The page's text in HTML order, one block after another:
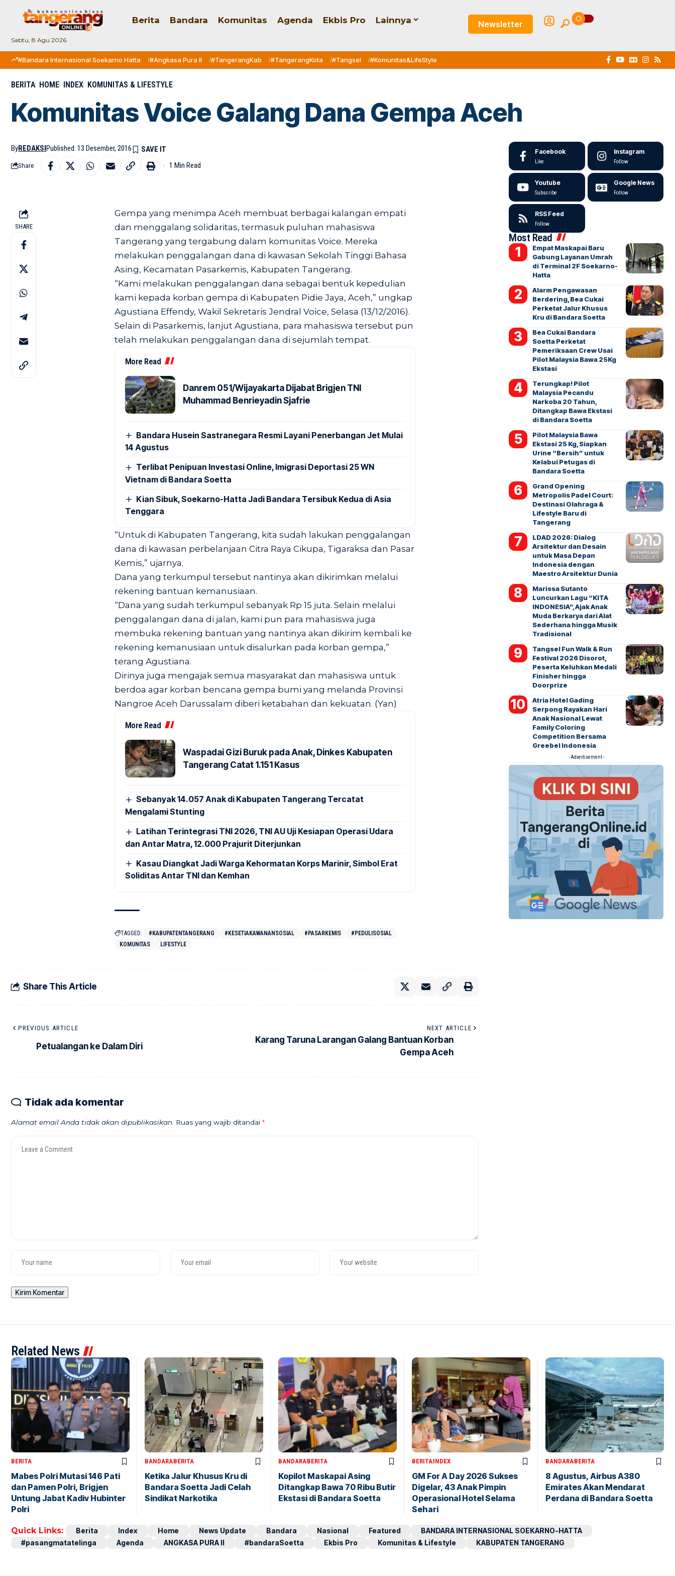
Sabtu, 8 Agu 2026
Berita Bandara Komunitas Agenda Ekbis Pro Lainnya Newsletter
#Bandara Internasional Soekarno Hatta #Angkasa Pura II #TangerangKab #TangerangKota #Tangsel #Komunitas&LifeStyle
BERITA HOME INDEX KOMUNITAS & LIFESTYLE
Komunitas Voice Galang Dana Gempa Aceh
ByREDAKSIPublished: 13 Desember, 2016
Share 1 Min Read
SHARE
Gempa yang menimpa Aceh membuat berbagai kalangan empati
dan menggalang solidaritas, termasuk puluhan mahasiswa
Tangerang yang tergabung dalam komunitas Voice. Mereka
melakukan penggalangan dana di kawasan Sekolah Tinggi Bahasa
Asing, Kecamatan Pasarkemis, Kabupaten Tangerang.
“Kami melakukan penggalangan dana sebagai bentuk kepedulian
kami kepada korban gempa di Kabupaten Pidie Jaya, Aceh,” ungkap
Agustiana Effendy, Wakil Sekretaris Jendral Voice, Selasa (13/12/2016).
Selain di Pasarkemis, lanjut Agustiana, para mahasiswa tersebut pun
telah melakukan penggalangan dana di sejumlah tempat.
More Read
Danrem 051/Wijayakarta Dijabat Brigjen TNI
Muhammad Benrieyadin Sjafrie
Bandara Husein Sastranegara Resmi Layani Penerbangan Jet Mulai
14 Agustus
Terlibat Penipuan Investasi Online, Imigrasi Deportasi 25 WN
Vietnam di Bandara Soetta
Kian Sibuk, Soekarno-Hatta Jadi Bandara Tersibuk Kedua di Asia
Tenggara
“Untuk di Kabupaten Tangerang, kita sudah lakukan penggalangan
dana di kawasan perbelanjaan Citra Raya Cikupa, Tigaraksa dan Pasar
Kemis,” ujarnya.
Dana yang terkumpul tersebut nantinya akan dikirimkan melalui
rekening bantuan kemanusiaan.
“Dana yang sudah terkumpul sebanyak Rp 15 juta. Selain melalui
penggalangan dana di jalan, kami pun para mahasiswa juga
membuka rekening bantuan yang nantinya akan dikirim kembali ke
rekening kemanusiaan untuk disalurkan pada korban gempa,”
terang Agustiana.
Dirinya juga mengajak semua masyarakat dan mahasiswa untuk
berdoa agar korban bencana gempa bumi yang melanda Provinsi
Nangroe Aceh Darussalam diberi ketabahan dan kekuatan. (Yan)
More Read
Waspadai Gizi Buruk pada Anak, Dinkes Kabupaten
Tangerang Catat 1.151 Kasus
Sebanyak 14.057 Anak di Kabupaten Tangerang Tercatat
Mengalami Stunting
Latihan Terintegrasi TNI 2026, TNI AU Uji Kesiapan Operasi Udara
dan Antar Matra, 12.000 Prajurit Diterjunkan
Kasau Diangkat Jadi Warga Kehormatan Korps Marinir, Simbol Erat
Soliditas Antar TNI dan Kemhan
TAGGED: #KABUPATENTANGERANG #KESETIAKAWANANSOSIAL #PASARKEMIS
#PEDULISOSIAL
KOMUNITAS
LIFESTYLE
Share This Article
PREVIOUS ARTICLE
Petualangan ke Dalam Diri
NEXT ARTICLE
Karang Taruna Larangan Galang Bantuan Korban
Gempa Aceh
Tidak ada komentar
Alamat email Anda tidak akan dipublikasikan. Ruas yang wajib ditandai *
Facebook
Like
Instagram
Follow
Youtube
Subscribe
Google News
Follow
RSS Feed
Follow
Most Read
Empat Maskapai Baru
Gabung Layanan Umrah
di Terminal 2F Soekarno-
Hatta
Alarm Pengawasan
Berdering, Bea Cukai
Perketat Jalur Khusus
Kru di Bandara Soetta
Bea Cukai Bandara
Soetta Perketat
Pemeriksaan Crew Usai
Pilot Malaysia Bawa 25Kg
Ekstasi
Terungkap! Pilot
Malaysia Pecandu
Narkoba 20 Tahun,
Ditangkap Bawa Ekstasi
di Bandara Soetta
Pilot Malaysia Bawa
Ekstasi 25 Kg, Siapkan
Urine “Bersih” untuk
Kelabui Petugas di
Bandara Soetta
Grand Opening
Metropolis Padel Court:
Destinasi Olahraga &
Lifestyle Baru di
Tangerang
LDAD 2026: Dialog
Arsitektur dan Desain
untuk Masa Depan
Indonesia dengan
Maestro Arsitektur Dunia
Marissa Sutanto
Luncurkan Lagu “KITA
INDONESIA”, Ajak Anak
Muda Berkarya dari Alat
Sederhana hingga Musik
Tradisional
Tangsel Fun Walk & Run
Festival 2026 Disorot,
Peserta Keluhkan Medali
Finisher hingga
Doorprize
Atria Hotel Gading
Serpong Rayakan Hari
Anak Nasional Lewat
Family Coloring
Competition Bersama
Greebel Indonesia
- Advertisement -
Related News
BERITA
Mabes Polri Mutasi 146 Pati
dan Pamen Polri, Brigjen
Untung Jabat Kadiv Hubinter
Polri
BANDARABERITA
Ketika Jalur Khusus Kru di
Bandara Soetta Jadi Celah
Sindikat Narkotika
BANDARABERITA
Kopilot Maskapai Asing
Ditangkap Bawa 70 Ribu Butir
Ekstasi di Bandara Soetta
BERITAINDEX
GM For A Day 2026 Sukses
Digelar, 43 Anak Pimpin
Operasional Hotel Selama
Sehari
BANDARABERITA
8 Agustus, Airbus A380
Emirates Akan Mendarat
Perdana di Bandara Soetta
Quick Links: Berita Index Home News Update Bandara Nasional Featured
BANDARA INTERNASIONAL SOEKARNO-HATTA
#pasangmatatelinga
Agenda ANGKASA PURA II #bandaraSoetta Ekbis Pro Komunitas & Lifestyle KABUPATEN TANGERANG